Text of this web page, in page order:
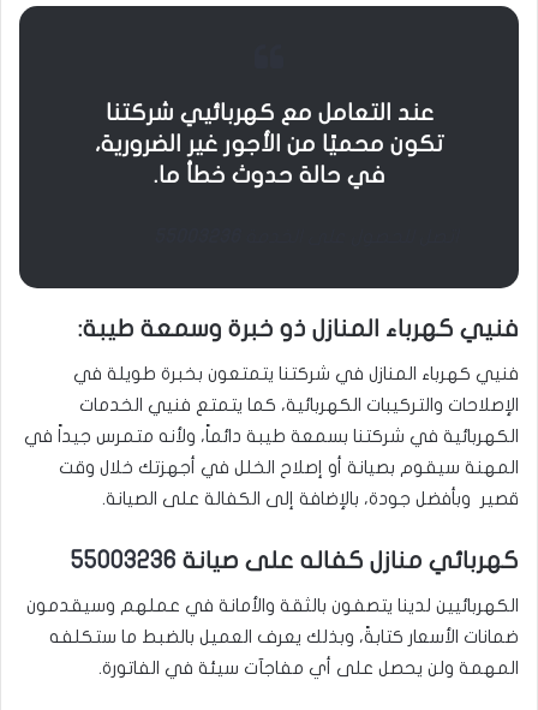
عند التعامل مع كهربائيي شركتنا
تكون محميًا من الأجور غير الضرورية،
في حالة حدوث خطأ ما.
فنيي كهرباء المنازل ذو خبرة وسمعة طيبة:
فنيي كهرباء المنازل في شركتنا يتمتعون بخبرة طويلة في
الإصلاحات والتركيبات الكهربائية، كما يتمتع فنيي الخدمات
الكهربائية في شركتنا بسمعة طيبة دائماً، ولأنه متمرس جيداً في
المهنة سيقوم بصيانة أو إصلاح الخلل في أجهزتك خلال وقت
قصير وبأفضل جودة، بالإضافة إلى الكفالة على الصيانة.
كهربائي منازل كفاله على صيانة 55003236
الكهربائيين لدينا يتصفون بالثقة والأمانة في عملهم وسيقدمون
ضمانات الأسعار كتابةً، وبذلك يعرف العميل بالضبط ما ستكلفه
المهمة ولن يحصل على أي مفاجآت سيئة في الفاتورة.